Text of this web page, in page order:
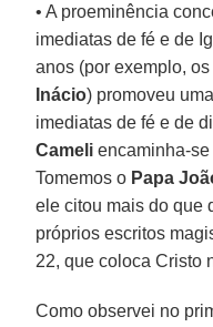
• A proeminência
imediatas de fé e de
anos (por exemplo,
Inácio) promoveu
imediatas de fé e de
Cameli encaminha-
Tomemos o Papa
ele citou mais do que
próprios escritos
22, que coloca Cristo
Como observei no